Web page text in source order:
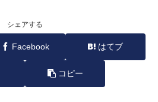
シェアする
Facebook はてブ
コピー